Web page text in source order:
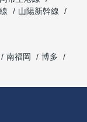
山陽新幹線
南福岡
博多